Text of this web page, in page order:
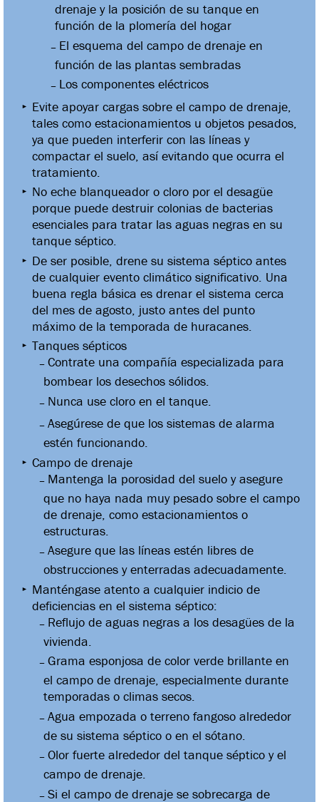
drenaje y la posición de su tanque en
función de la plomería del hogar
El esquema del campo de drenaje en
función de las plantas sembradas
Los componentes eléctricos
Evite apoyar cargas sobre el campo de drenaje,
tales como estacionamientos u objetos pesados,
ya que pueden interferir con las líneas y
compactar el suelo, así evitando que ocurra el
tratamiento.
No eche blanqueador o cloro por el desagüe
porque puede destruir colonias de bacterias
esenciales para tratar las aguas negras en su
tanque séptico.
De ser posible, drene su sistema séptico antes
de cualquier evento climático significativo. Una
buena regla básica es drenar el sistema cerca
del mes de agosto, justo antes del punto
máximo de la temporada de huracanes.
Tanques sépticos
Contrate una compañía especializada para
bombear los desechos sólidos.
Nunca use cloro en el tanque.
Asegúrese de que los sistemas de alarma
estén funcionando.
Campo de drenaje
Mantenga la porosidad del suelo y asegure
que no haya nada muy pesado sobre el campo
de drenaje, como estacionamientos o
estructuras.
Asegure que las líneas estén libres de
obstrucciones y enterradas adecuadamente.
Manténgase atento a cualquier indicio de
deficiencias en el sistema séptico:
Reflujo de aguas negras a los desagües de la
vivienda.
Grama esponjosa de color verde brillante en
el campo de drenaje, especialmente durante
temporadas o climas secos.
Agua empozada o terreno fangoso alrededor
de su sistema séptico o en el sótano.
Olor fuerte alrededor del tanque séptico y el
campo de drenaje.
Si el campo de drenaje se sobrecarga de